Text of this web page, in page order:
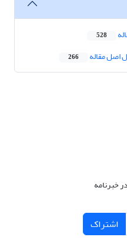
528
اصل مقاله 266
خبرنامه
اشتراک